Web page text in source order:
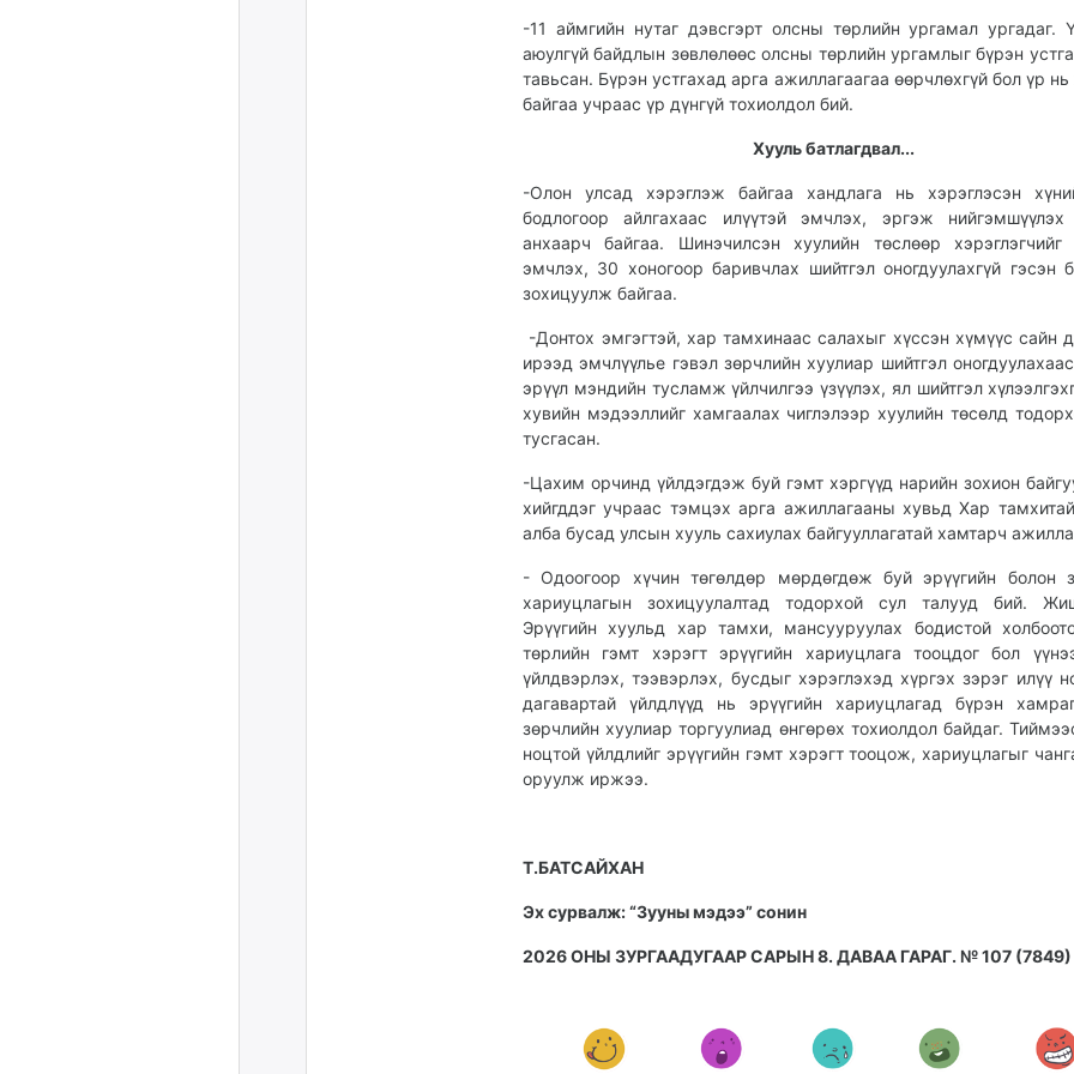
-11 аймгийн нутаг дэвсгэрт олсны төрлийн ургамал ургадаг.
аюулгүй байдлын зөвлөлөөс олсны төрлийн ургамлыг бүрэн
тавьсан. Бүрэн устгахад арга ажиллагаагаа өөрчлөхгүй бол үр
байгаа учраас үр дүнгүй тохиолдол бий.
Хууль батлагдвал...
-Олон улсад хэрэглэж байгаа хандлага нь хэрэглэсэн
бодлогоор айлгахаас илүүтэй эмчлэх, эргэж нийгэмшүүлэх
анхаарч байгаа. Шинэчилсэн хуулийн төслөөр хэрэглэгчийг
эмчлэх, 30 хоногоор баривчлах шийтгэл оногдуулахгүй гэсэн
зохицуулж байгаа.
-Донтох эмгэгтэй, хар тамхинаас салахыг хүссэн хүмүүс сайн
ирээд эмчлүүлье гэвэл зөрчлийн хуулиар шийтгэл
эрүүл мэндийн тусламж үйлчилгээ үзүүлэх, ял шийтгэл
хувийн мэдээллийг хамгаалах чиглэлээр хуулийн төсөлд
тусгасан.
-Цахим орчинд үйлдэгдэж буй гэмт хэргүүд нарийн зохион
хийгддэг учраас тэмцэх арга ажиллагааны хувьд Хар
алба бусад улсын хууль сахиулах байгууллагатай хамтарч
- Одоогоор хүчин төгөлдөр мөрдөгдөж буй эрүүгийн болон
хариуцлагын зохицуулалтад тодорхой сул талууд бий.
Эрүүгийн хуульд хар тамхи, мансууруулах бодистой
төрлийн гэмт хэрэгт эрүүгийн хариуцлага тооцдог бол
үйлдвэрлэх, тээвэрлэх, бусдыг хэрэглэхэд хүргэх зэрэг илүү
дагавартай үйлдлүүд нь эрүүгийн хариуцлагад бүрэн
зөрчлийн хуулиар торгуулиад өнгөрөх тохиолдол байдаг.
ноцтой үйлдлийг эрүүгийн гэмт хэрэгт тооцож, хариуцлагыг
оруулж иржээ.
Т.БАТСАЙХАН
Эх сурвалж: “Зууны мэдээ” сонин
2026 ОНЫ ЗУРГААДУГААР САРЫН 8. ДАВАА ГАРАГ. № 107 (7849)